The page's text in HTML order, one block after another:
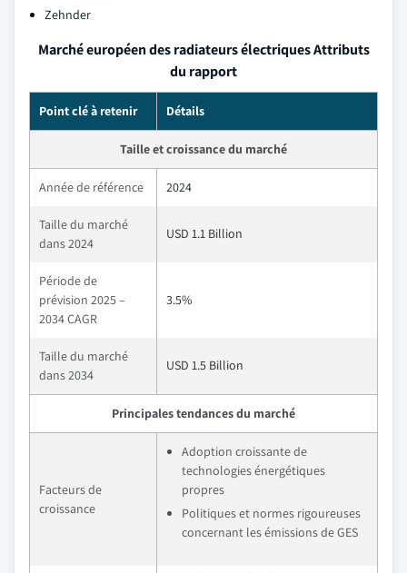
Zehnder
Marché européen des radiateurs électriques Attributs
du rapport
Point clé à retenir Détails
Taille et croissance du marché
Année de référence 2024
Taille du marché
dans 2024
USD 1.1 Billion
Période de
prévision 2025 –
2034 CAGR
3.5%
Taille du marché
dans 2034
USD 1.5 Billion
Principales tendances du marché
Facteurs de
croissance
Adoption croissante de
technologies énergétiques
propres
Politiques et normes rigoureuses
concernant les émissions de GES